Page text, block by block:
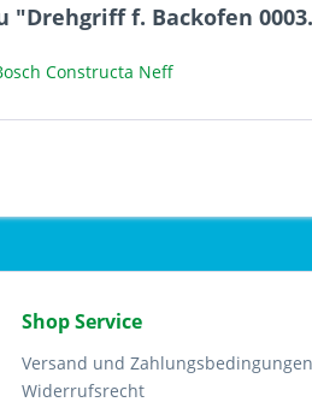
f. Backofen
Constructa Neff
Shop Service
Versand und Zahlungsbedingungen
Widerrufsrecht